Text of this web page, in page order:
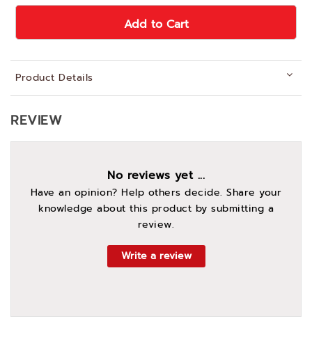
Add to Cart
Product Details
REVIEW
No reviews yet ...
Have an opinion? Help others decide. Share your
knowledge about this product by submitting a
review.
Write a review